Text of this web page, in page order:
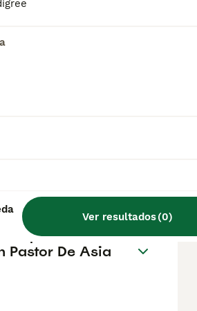
Ver resultados(0)
el carácter de
Central?
Central?
esperanza de
Pastor De Asia